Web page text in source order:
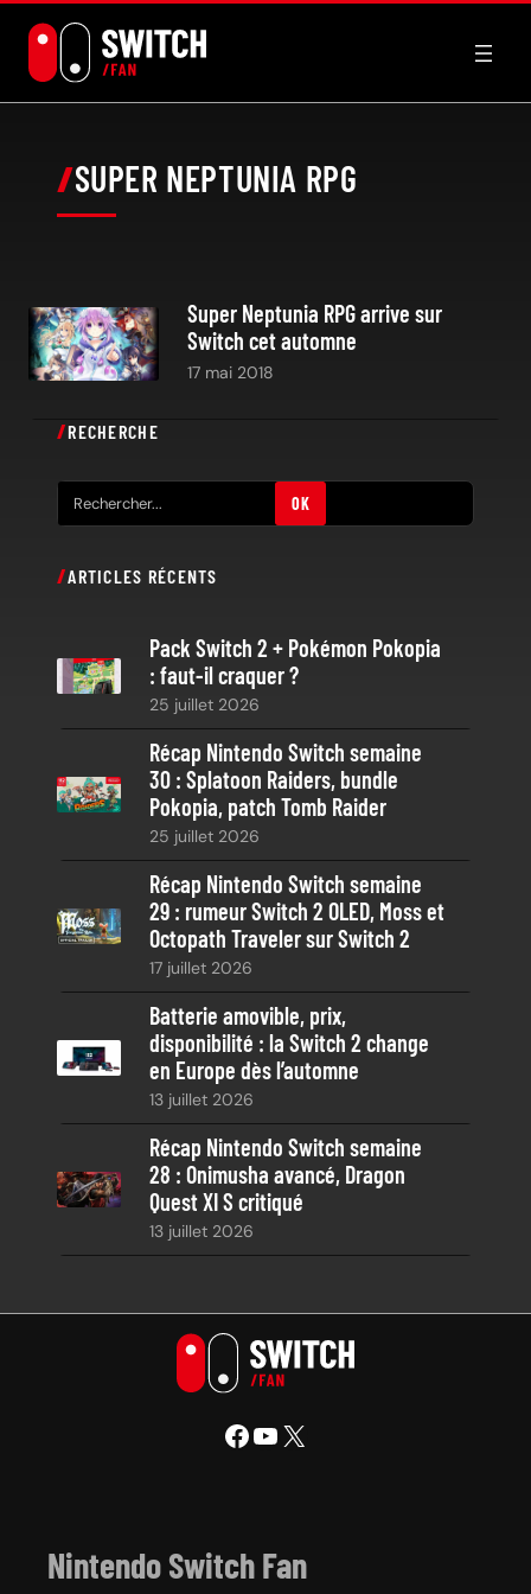
contenu
SUPER NEPTUNIA RPG
Super Neptunia RPG arrive sur
Switch cet automne
17 mai 2018
RECHERCHE
e
h
OK
ARTICLES RÉCENTS
Pack Switch 2 + Pokémon Pokopia
: faut-il craquer ?
25 juillet 2026
Récap Nintendo Switch semaine
30 : Splatoon Raiders, bundle
Pokopia, patch Tomb Raider
25 juillet 2026
Récap Nintendo Switch semaine
29 : rumeur Switch 2 OLED, Moss et
Octopath Traveler sur Switch 2
17 juillet 2026
Batterie amovible, prix,
disponibilité : la Switch 2 change
en Europe dès l’automne
13 juillet 2026
Récap Nintendo Switch semaine
28 : Onimusha avancé, Dragon
Quest XI S critiqué
13 juillet 2026
Facebook YouTube X
Nintendo Switch Fan